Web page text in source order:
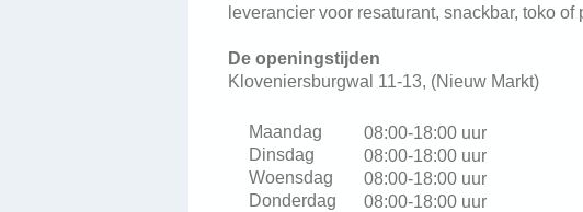
leverancier voor resaturant, snackbar, toko of
De openingstijden
Kloveniersburgwal 11-13, (Nieuw Markt)
08:00-18:00 uur
08:00-18:00 uur
08:00-18:00 uur
08:00-18:00 uur
Maandag
Dinsdag
Woensdag
Donderdag